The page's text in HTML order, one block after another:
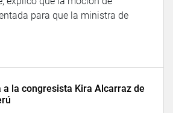
para que la ministra de
a la congresista Kira Alcarraz de